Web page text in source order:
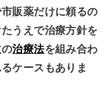
販薬だけに頼るの
うえで治療方針を
治療法を組み合わ
ケースもありま